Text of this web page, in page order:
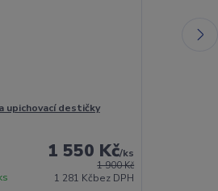
upichovací destičky
1 900 Kč
1 550 Kč/ks
1 281 Kčbez DPH